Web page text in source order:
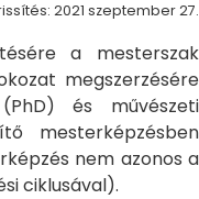
2021 szeptember 27.
a mesterszak
megszerzésére
és művészeti
mesterképzésben
nem azonos a
ciklusával).